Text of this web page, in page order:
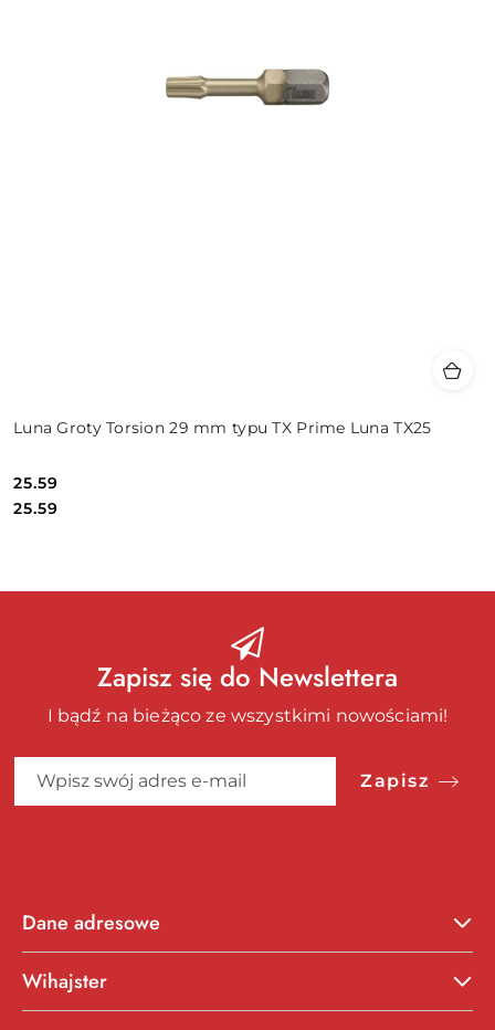
Luna Groty Torsion 29 mm typu TX Prime Luna TX25
Cena:
25.59
Cena:
25.59
Zapisz się do Newslettera
I bądź na bieżąco ze wszystkimi nowościami!
Zapisz
Dane adresowe
Wihajster